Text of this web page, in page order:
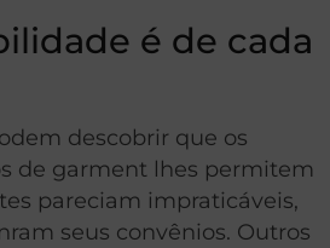
é de cada
descobrir que os
de garment lhes permitem
pareciam impraticáveis,
seus convênios. Outros